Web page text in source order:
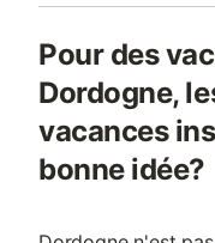
Pour des
Dordogne,
vacances
bonne idée?